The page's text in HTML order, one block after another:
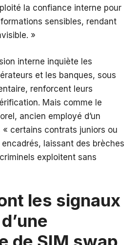
la confiance interne pour
sensibles, rendant
»
interne inquiète les
et les banques, sous
renforcent leurs
Mais comme le
ancien employé d’un
« certains contrats juniors ou
laissant des brèches
exploitent sans
les signaux